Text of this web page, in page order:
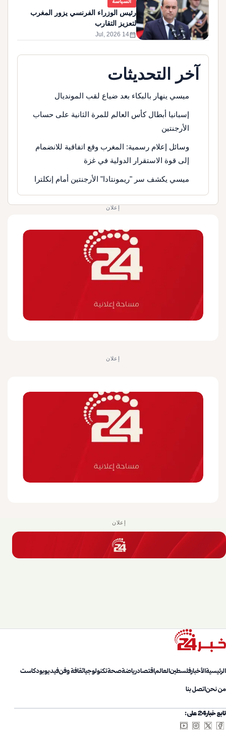
رئيس الوزراء الفرنسي يزور المغرب
لتعزيز التقارب
calendar_month
14 Jul, 2026
آخر التحديثات
ميسي ينهار بالبكاء بعد ضياع لقب المونديال
إسبانيا أبطال كأس العالم للمرة الثانية على حساب
الأرجنتين
وسائل إعلام رسمية: المغرب وقع اتفاقية للانضمام
إلى قوة الاستقرار الدولية في غزة
ميسي يكشف سر "ريمونتادا" الأرجنتين أمام إنكلترا
إعلان
إعلان
إعلان
الرئيسيةالأخبارفلسطينالعالماقتصادرياضةصحةتكنولوجياثقافة وفنفيديوبودكاست
من نحناتصل بنا
تابع خبار24 على: